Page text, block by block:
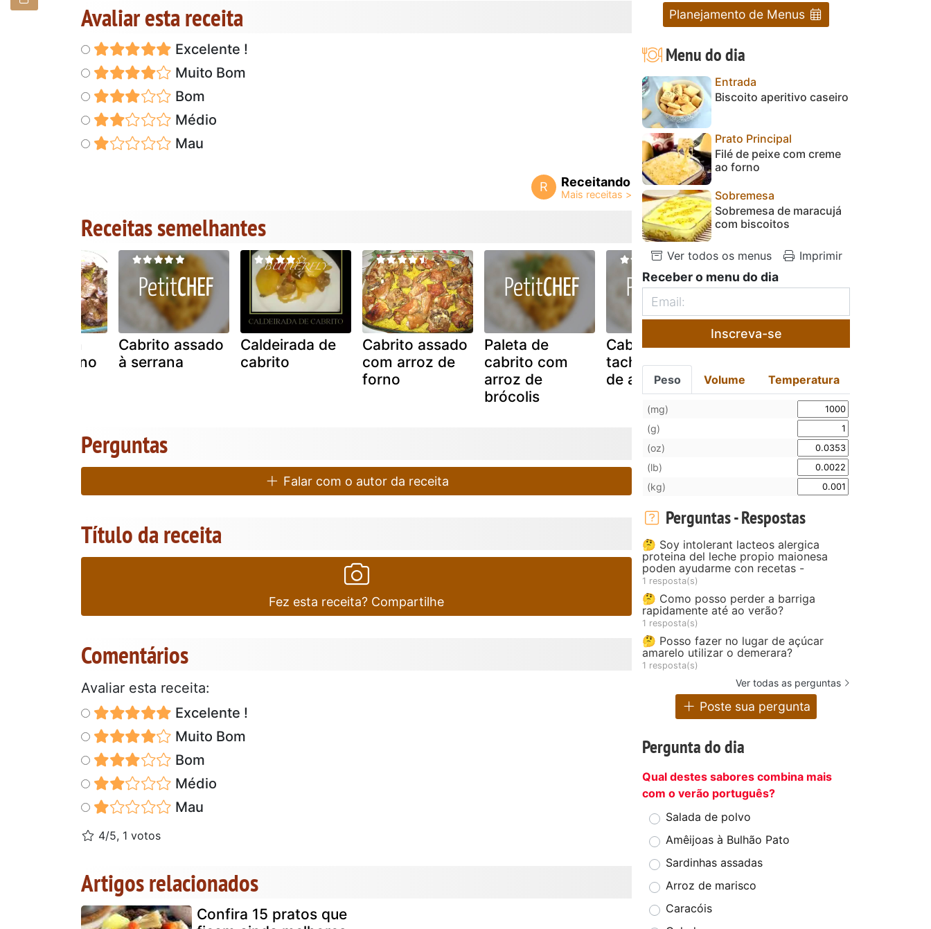
Avaliar esta receita
Excelente !
Muito Bom
Bom
Médio
Mau
R Receitando
Receitas semelhantes
de forno
Cabrito assado
à serrana
Caldeirada de
cabrito
Cabrito assado
com arroz de
forno
Paleta de
cabrito com
arroz de
brócolis
Cabrito no
tacho à moda
de aljustrel
Cabrito e perna
Cabrito
miudos
Perguntas
Falar com o autor da receita
Título da receita
Fez esta receita? Compartilhe
Comentários
Avaliar esta receita:
Excelente !
Muito Bom
Bom
Médio
Mau
4/5, 1 votos
Artigos relacionados
Confira 15 pratos que
Planejamento de Menus
Menu do dia
Entrada
Biscoito aperitivo caseiro
Prato Principal
Filé de peixe com creme
ao forno
Sobremesa
Sobremesa de maracujá
com biscoitos
Ver todos os menus Imprimir
Receber o menu do dia
Inscreva-se
Peso Volume Temperatura
(mg)
(g)
(oz)
(lb)
(kg)
Perguntas - Respostas
🤔 Soy intolerant lacteos alergica
proteina del leche propio maionesa
poden ayudarme con recetas -
1 resposta(s)
🤔 Como posso perder a barriga
rapidamente até ao verão?
1 resposta(s)
🤔 Posso fazer no lugar de açúcar
amarelo utilizar o demerara?
1 resposta(s)
Ver todas as perguntas
Poste sua pergunta
Pergunta do dia
Qual destes sabores combina mais
com o verão português?
Salada de polvo
Amêijoas à Bulhão Pato
Sardinhas assadas
Arroz de marisco
Caracóis